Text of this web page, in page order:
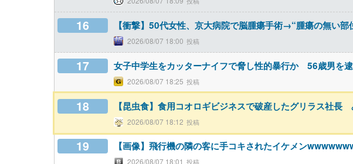
16 【衝撃】50代女性、京大病院で脳腫瘍手術→“腫瘍の無い
2026/08/07 18:00
17 女子中学生をカッターナイフで脅し性的暴行か 56歳男を
2026/08/07 18:25
18 【昆虫食】食用コオロギビジネスで破産したグリラス社
2026/08/07 18:12
19 【画像】飛行機の隣の客に手コキされたイケメン
2026/08/07 18:01